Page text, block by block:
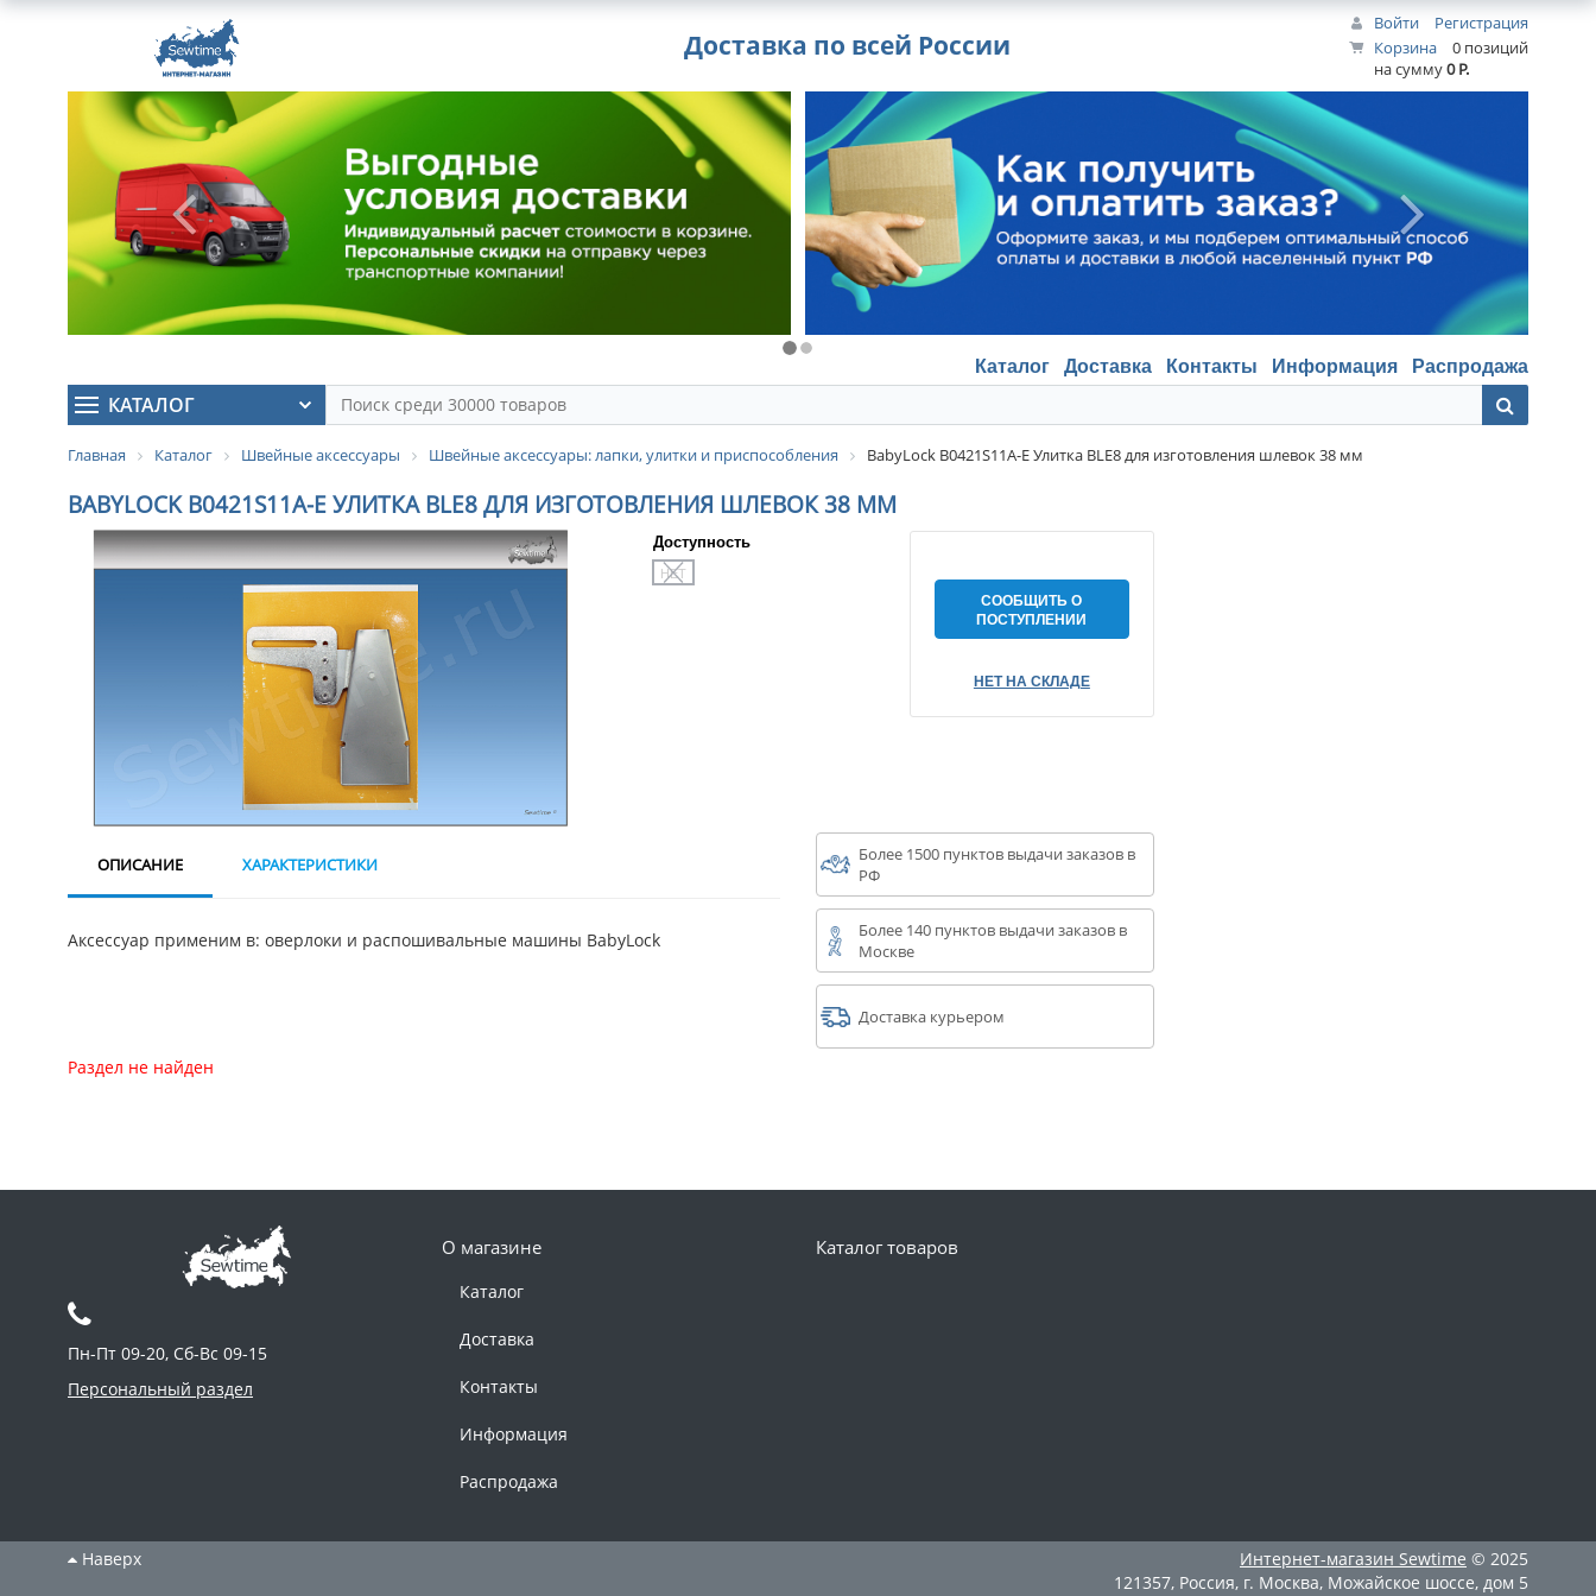
Войти
Регистрация
Корзина
0 позиций
на сумму0 Р.
Доставка по всей России
Каталог Доставка Контакты Информация Распродажа
КАТАЛОГ
Главная Каталог Швейные аксессуары Швейные аксессуары: лапки, улитки и приспособления BabyLock B0421S11A-E Улитка BLE8 для изготовления шлевок 38 мм
BABYLOCK B0421S11A-E УЛИТКА BLE8 ДЛЯ ИЗГОТОВЛЕНИЯ ШЛЕВОК 38 ММ
Доступность
НЕТ
СООБЩИТЬ О
ПОСТУПЛЕНИИ
НЕТ НА СКЛАДЕ
ОПИСАНИЕ ХАРАКТЕРИСТИКИ
Аксессуар применим в: оверлоки и распошивальные машины BabyLock
Более 1500 пунктов выдачи заказов в
РФ
Более 140 пунктов выдачи заказов в
Москве
Доставка курьером
Раздел не найден
О магазине
Каталог
Доставка
Контакты
Информация
Распродажа
Каталог товаров
Пн-Пт 09-20, Сб-Вс 09-15
Персональный раздел
Наверх Интернет-магазин Sewtime © 2025
121357, Россия, г. Москва, Можайское шоссе, дом 5